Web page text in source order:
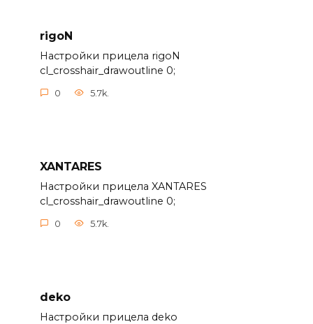
rigoN
Настройки прицела rigoN
cl_crosshair_drawoutline 0;
0 5.7k.
XANTARES
Настройки прицела XANTARES
cl_crosshair_drawoutline 0;
0 5.7k.
deko
Настройки прицела deko